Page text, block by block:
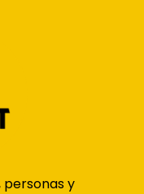
personas y